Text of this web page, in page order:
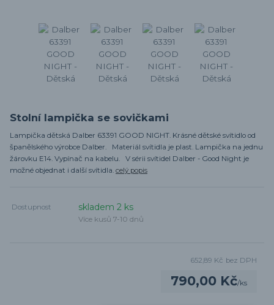
Stolní lampička se sovičkami
Lampička dětská Dalber 63391 GOOD NIGHT. Krásné dětské svítidlo od
španělského výrobce Dalber. Materiál svítidla je plast. Lampička na jednu
žárovku E14. Vypínač na kabelu. V sérii svítidel Dalber - Good Night je
možné objednat i další svítidla. celý popis
Dostupnost skladem 2 ks
Více kusů 7-10 dnů
790,00 Kč/ks
652,89 Kč bez DPH